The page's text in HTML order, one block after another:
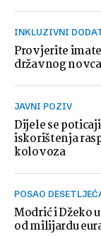
INKLUZIVNI
Provjerite
državnog novca
JAVNI POZIV
Dijele se
iskorištenja
kolovoza
POSAO
Modrić i Džeko
od milijardu